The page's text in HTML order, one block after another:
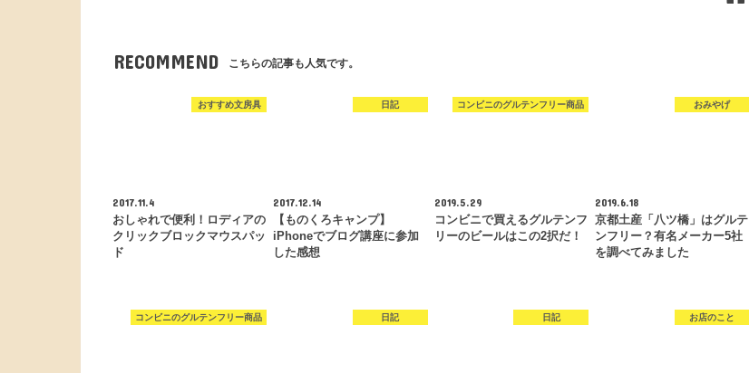
RECOMMEND こちらの記事も人気です。
おすすめ文房具
2017.11.4
おしゃれで便利！ロディアの
クリックブロックマウスパッ
ド
日記
2017.12.14
【ものくろキャンプ】
iPhoneでブログ講座に参加
した感想
コンビニのグルテンフリー商品
2019.5.29
コンビニで買えるグルテンフ
リーのビールはこの2択だ！
おみやげ
2019.6.18
京都土産「八ツ橋」はグルテ
ンフリー？有名メーカー5社
を調べてみました
コンビニのグルテンフリー商品 日記 日記 お店のこと